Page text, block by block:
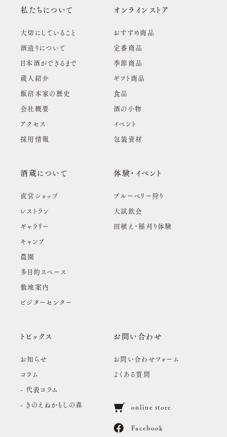
私たちについて
大切にしていること
酒造りについて
日本酒ができるまで
蔵人紹介
飯沼本家の歴史
会社概要
アクセス
採用情報
オンラインストア
おすすめ商品
定番商品
季節商品
ギフト商品
食品
酒の小物
イベント
包装資材
酒蔵について
直営ショップ
レストラン
ギャラリー
キャンプ
農園
多目的スペース
敷地案内
ビジターセンター
体験・イベント
ブルーベリー狩り
大試飲会
田植え・稲刈り体験
トピックス
お知らせ
コラム
- 代表コラム
- きのえねかもしの森
お問い合わせ
お問い合わせフォーム
よくある質問
online store
Facebook